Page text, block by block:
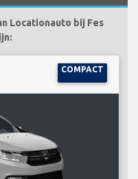
Locationauto bij Fes
COMPACT